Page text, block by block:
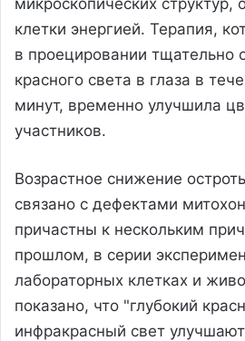
клетки энергией. Терапия,
в проецировании тщательно
красного света в глаза в
минут, временно улучшила
участников.
Возрастное снижение
связано с дефектами
причастны к нескольким
прошлом, в серии
лабораторных клетках и
показано, что "глубокий
инфракрасный свет